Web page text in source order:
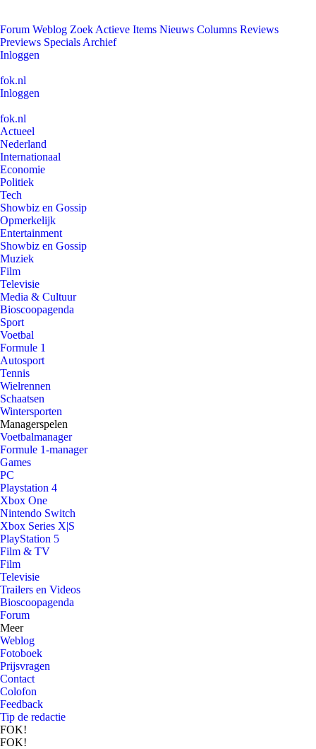
Forum Weblog Zoek Actieve Items Nieuws Columns Reviews
Previews Specials Archief
Inloggen
fok.nl
Inloggen
fok.nl
Actueel
Nederland
Internationaal
Economie
Politiek
Tech
Showbiz en Gossip
Opmerkelijk
Entertainment
Showbiz en Gossip
Muziek
Film
Televisie
Media & Cultuur
Bioscoopagenda
Sport
Voetbal
Formule 1
Autosport
Tennis
Wielrennen
Schaatsen
Wintersporten
Managerspelen
Voetbalmanager
Formule 1-manager
Games
PC
Playstation 4
Xbox One
Nintendo Switch
Xbox Series X|S
PlayStation 5
Film & TV
Film
Televisie
Trailers en Videos
Bioscoopagenda
Forum
Meer
Weblog
Fotoboek
Prijsvragen
Contact
Colofon
Feedback
Tip de redactie
FOK!
FOK!